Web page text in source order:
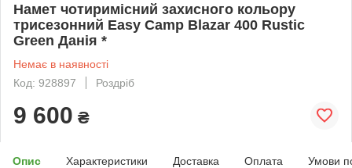
Намет чотиримісний захисного кольору
трисезонний Easy Camp Blazar 400 Rustic
Green Данія *
Немає в наявності
Код: 928897
Роздріб
9 600 ₴
Опис Характеристики Доставка Оплата Умови